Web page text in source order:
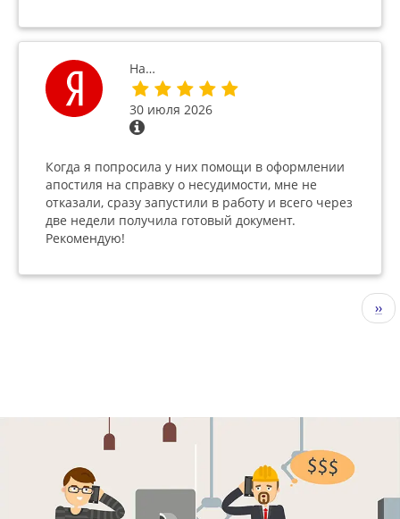
На…
30 июля 2026
Когда я попросила у них помощи в оформлении
апостиля на справку о несудимости, мне не
отказали, сразу запустили в работу и всего через
две недели получила готовый документ.
Рекомендую!
››